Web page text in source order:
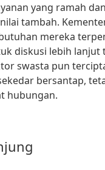
yang ramah
tambah.
mereka
diskusi lebih lanjut
swasta pun
bersantap,
hubungan.